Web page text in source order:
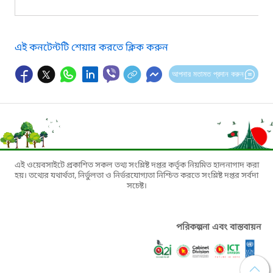
এই কনটেন্টটি শেয়ার করতে ক্লিক করুন
আপনার মতামত প্রদান করুন
এই ওয়েবসাইটে প্রকাশিত সকল তথ্য সংশ্লিষ্ট দপ্তর কর্তৃক নিয়মিত হালনাগাদ করা
হয়। তথ্যের যথার্থতা, নির্ভুলতা ও নির্ভরযোগ্যতা নিশ্চিত করতে সংশ্লিষ্ট দপ্তর সর্বদা
সচেষ্ট।
পরিকল্পনা এবং বাস্তবায়ন